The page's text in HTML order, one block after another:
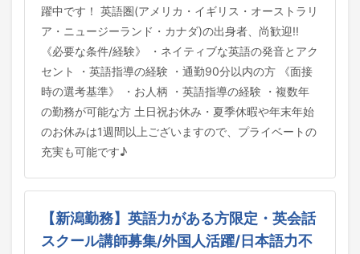
躍中です！ 英語圏(アメリカ・イギリス・オーストラリ
ア・ニュージーランド・カナダ)の出身者、尚歓迎!!
《必要な条件/経験》 ・ネイティブな英語の発音とアク
セント ・英語指導の経験 ・通勤90分以内の方 《面接
時の選考基準》 ・お人柄 ・英語指導の経験 ・複数年
の勤務が可能な方 土日祝お休み・夏季休暇や年末年始
のお休みは1週間以上ございますので、プライベートの
充実も可能です♪
【新潟勤務】英語力がある方限定・英会話
スクール講師募集/外国人活躍/日本語力不